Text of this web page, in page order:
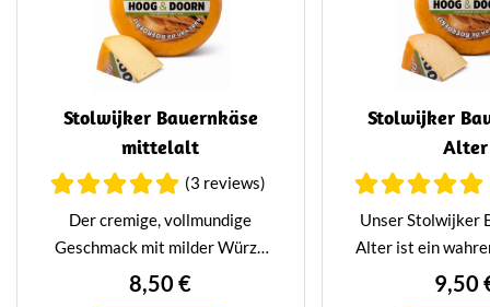
Stolwijker Bauernkäse
mittelalt
(3 reviews)
Der cremige, vollmundige
Geschmack mit milder Würze
des Stolwijk Bauern mittelalt
8,50 €
Stolwijker
Alter
Unser Stolwijker
Alter ist ein
jeden
9,50